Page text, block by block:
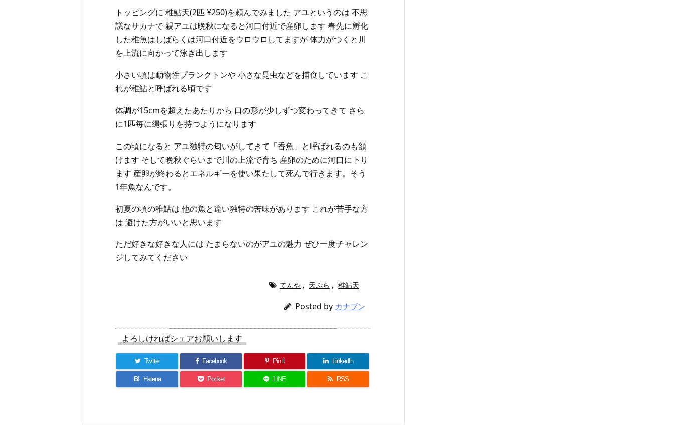
トッピングに 稚鮎天(2匹 ¥250)を頼んでみました アユというのは 不思
議なサカナで 親アユは晩秋になると河口付近で産卵します 春先に孵化
した稚魚はしばらくは河口付近をウロウロしてますが 体力がつくと川
を上流に向かって泳ぎ出します
小さい頃は動物性プランクトンや 小さな昆虫などを捕食しています こ
れが稚鮎と呼ばれる頃です
体調が15cmを超えたあたりから 口の形が少しずつ変わってきて さら
に1匹毎に縄張りを持つようになります
この頃になると アユ独特の匂いがしてきて「香魚」と呼ばれるのも頷
けます そして晩秋ぐらいまで川の上流で育ち 産卵のために河口に下り
ます 産卵が終わるとエネルギーを使い果たして死んで行きます。そう
1年魚なんです。
初夏の頃の稚鮎は 他の魚と違い独特の苦味があります これが苦手な方
は 避けた方がいいと思います
ただ好きな好きな人には たまらないのがアユの魅力 ぜひ一度チャレン
ジしてみてください
てんや , 天ぷら , 稚鮎天
Posted by カナブン
よろしければシェアお願いします
Twitter Facebook Pin it LinkedIn
B! Hatena Pocket LINE RSS